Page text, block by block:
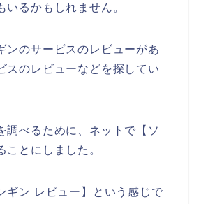
るかもしれません。
ンのサービスのレビューがあ
スのレビューなどを探してい
調べるために、ネットで【ソ
とにしました。
ギン レビュー】という感じで